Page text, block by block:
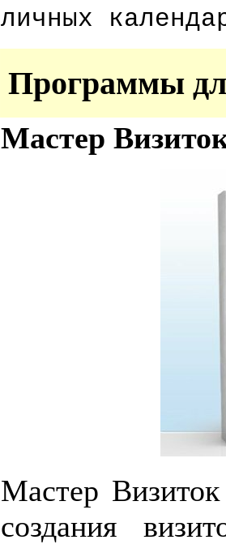
личных
Программы
Мастер
Мастер
создания